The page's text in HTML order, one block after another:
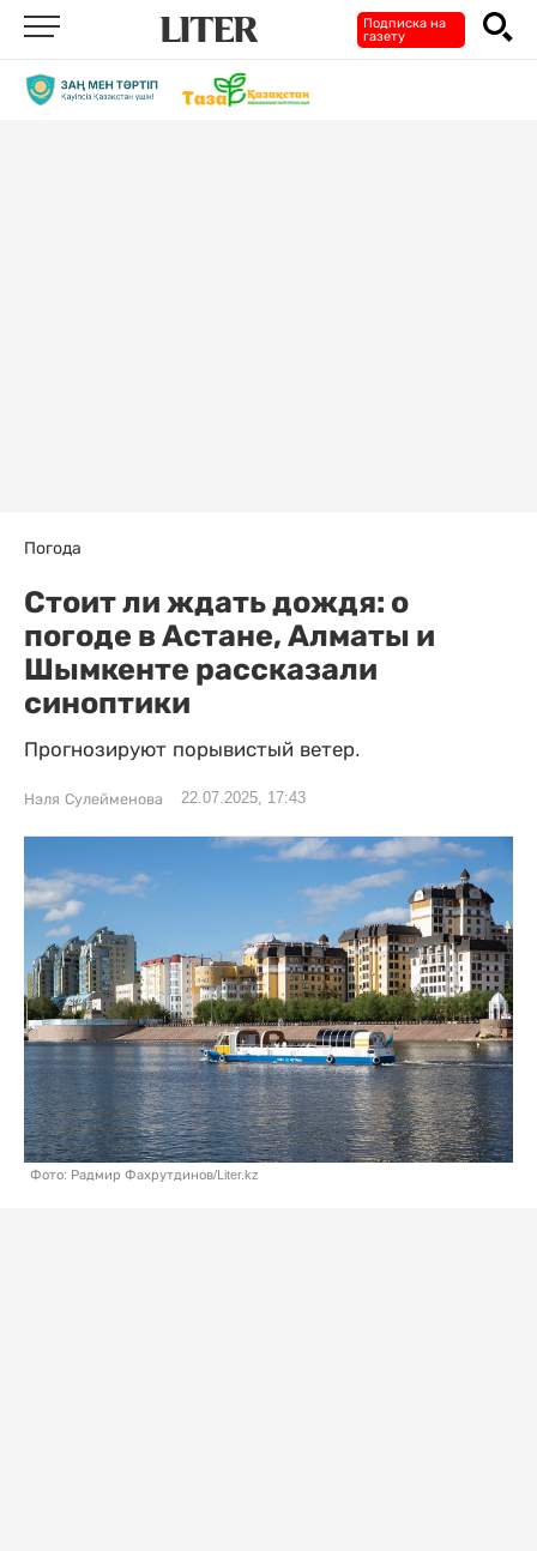
Подписка на
газету
Погода
Стоит ли ждать дождя: о
погоде в Астане, Алматы и
Шымкенте рассказали
синоптики
Прогнозируют порывистый ветер.
Нэля Сулейменова 22.07.2025, 17:43
Фото: Радмир Фахрутдинов/Liter.kz